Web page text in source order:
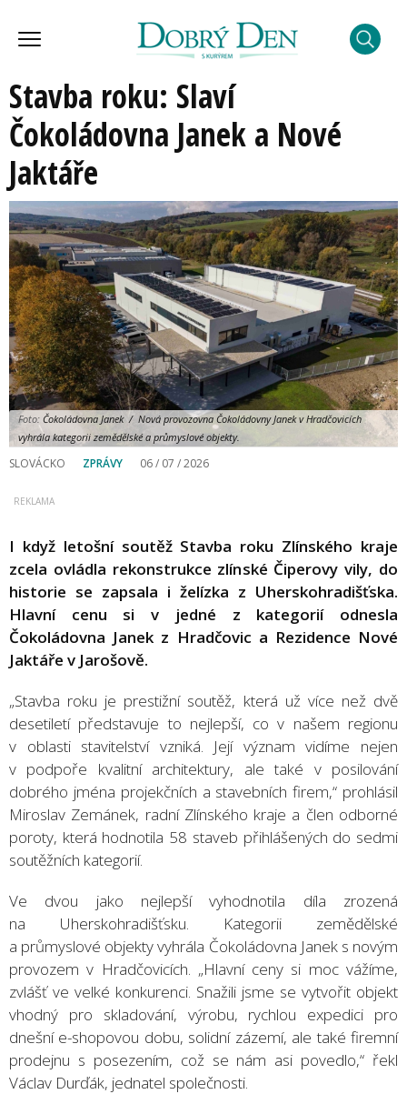
Stavba roku: Slaví
Čokoládovna Janek a Nové
Jaktáře
Foto: Čokoládovna Janek / Nová provozovna Čokoládovny Janek v Hradčovicích
vyhrála kategorii zemědělské a průmyslové objekty.
SLOVÁCKO ZPRÁVY 06 / 07 / 2026
I když letošní soutěž Stavba roku Zlínského kraje
zcela ovládla rekonstrukce zlínské Čiperovy vily, do
historie se zapsala i želízka z Uherskohradišťska.
Hlavní cenu si v jedné z kategorií odnesla
Čokoládovna Janek z Hradčovic a Rezidence Nové
Jaktáře v Jarošově.
„Stavba roku je prestižní soutěž, která už více než dvě
desetiletí představuje to nejlepší, co v našem regionu
v oblasti stavitelství vzniká. Její význam vidíme nejen
v podpoře kvalitní architektury, ale také v posilování
dobrého jména projekčních a stavebních firem,“ prohlásil
Miroslav Zemánek, radní Zlínského kraje a člen odborné
poroty, která hodnotila 58 staveb přihlášených do sedmi
soutěžních kategorií.
Ve dvou jako nejlepší vyhodnotila díla zrozená
na Uherskohradišťsku. Kategorii zemědělské
a průmyslové objekty vyhrála Čokoládovna Janek s novým
provozem v Hradčovicích. „Hlavní ceny si moc vážíme,
zvlášť ve velké konkurenci. Snažili jsme se vytvořit objekt
vhodný pro skladování, výrobu, rychlou expedici pro
dnešní e-shopovou dobu, solidní zázemí, ale také firemní
prodejnu s posezením, což se nám asi povedlo,“ řekl
Václav Durďák, jednatel společnosti.